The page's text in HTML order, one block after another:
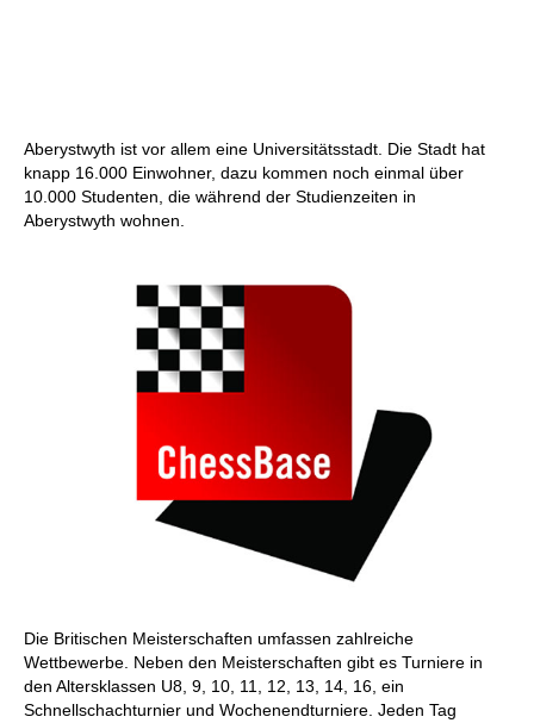
Aberystwyth ist vor allem eine Universitätsstadt. Die Stadt hat
knapp 16.000 Einwohner, dazu kommen noch einmal über
10.000 Studenten, die während der Studienzeiten in
Aberystwyth wohnen.
Die Britischen Meisterschaften umfassen zahlreiche
Wettbewerbe. Neben den Meisterschaften gibt es Turniere in
den Altersklassen U8, 9, 10, 11, 12, 13, 14, 16, ein
Schnellschachturnier und Wochenendturniere. Jeden Tag